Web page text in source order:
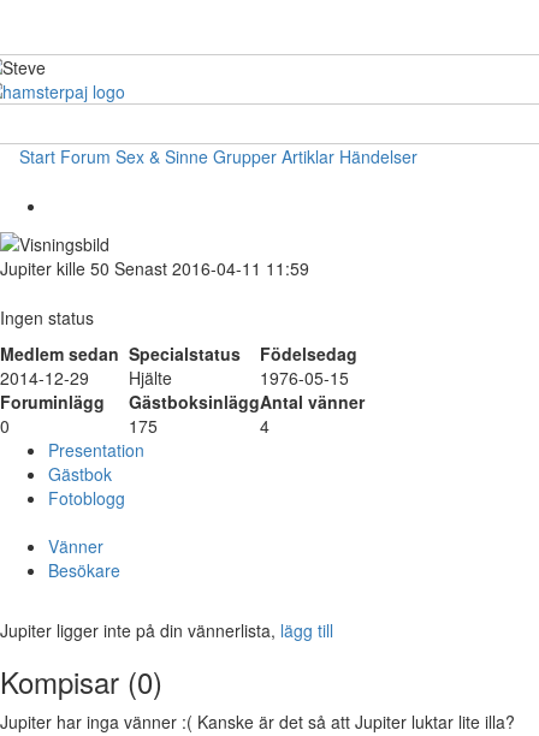
Start Forum Sex & Sinne Grupper Artiklar Händelser
Jupiter kille 50 Senast 2016-04-11 11:59
Ingen status
Medlem sedan Specialstatus
Födelsedag
2014-12-29
Hjälte
1976-05-15
Foruminlägg
GästboksinläggAntal vänner
0
175
4
Presentation
Gästbok
Fotoblogg
Vänner
Besökare
Jupiter ligger inte på din vännerlista, lägg till
Kompisar (0)
Jupiter har inga vänner :( Kanske är det så att Jupiter luktar lite illa?